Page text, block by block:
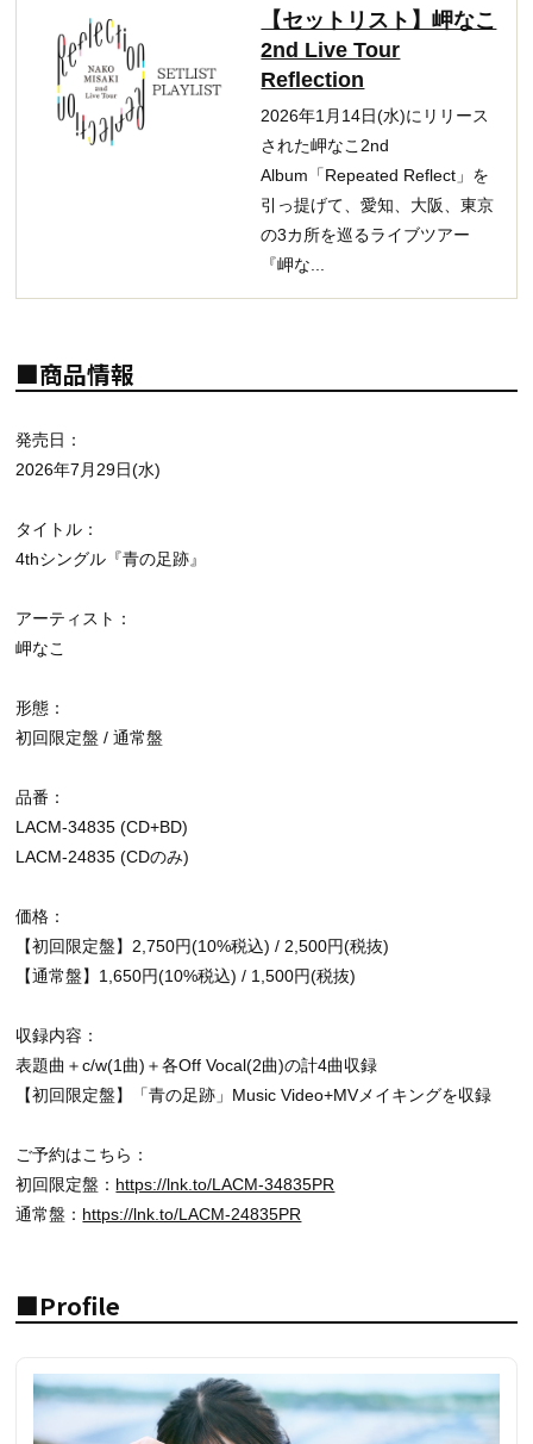
【セットリスト】岬なこ
2nd Live Tour
Reflection
2026年1月14日(水)にリリース
された岬なこ2nd
Album「Repeated Reflect」を
引っ提げて、愛知、大阪、東京
の3カ所を巡るライブツアー
『岬な...
■商品情報
発売日：
2026年7月29日(水)
タイトル：
4thシングル『青の足跡』
アーティスト：
岬なこ
形態：
初回限定盤 / 通常盤
品番：
LACM-34835 (CD+BD)
LACM-24835 (CDのみ)
価格：
【初回限定盤】2,750円(10%税込) / 2,500円(税抜)
【通常盤】1,650円(10%税込) / 1,500円(税抜)
収録内容：
表題曲＋c/w(1曲)＋各Off Vocal(2曲)の計4曲収録
【初回限定盤】「青の足跡」Music Video+MVメイキングを収録
ご予約はこちら：
初回限定盤： https://lnk.to/LACM-34835PR
通常盤： https://lnk.to/LACM-24835PR
■Profile